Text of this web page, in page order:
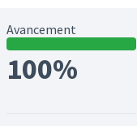
Avancement
100%